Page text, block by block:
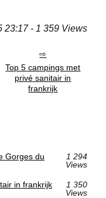
23:17 - 1 359 Views
Top 5 campings met
privé sanitair in
frankrijk
Gorges du
1 294
Views
in frankrijk
1 350
Views